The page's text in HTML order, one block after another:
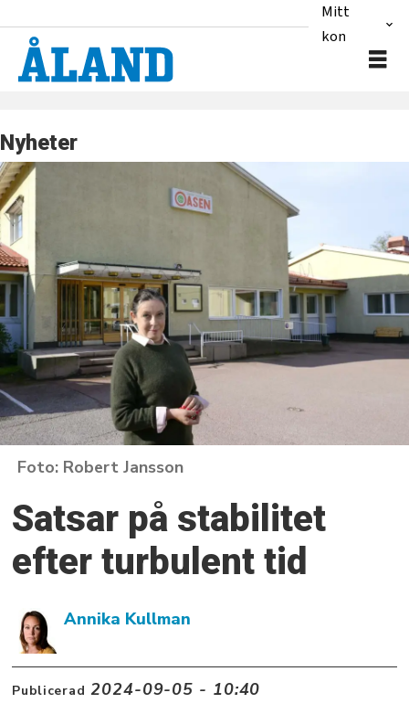
Mitt
konto
Nyheter
Robert Jansson
Satsar på stabilitet
efter turbulent tid
Annika Kullman
Publicerad 2024-09-05 - 10:40